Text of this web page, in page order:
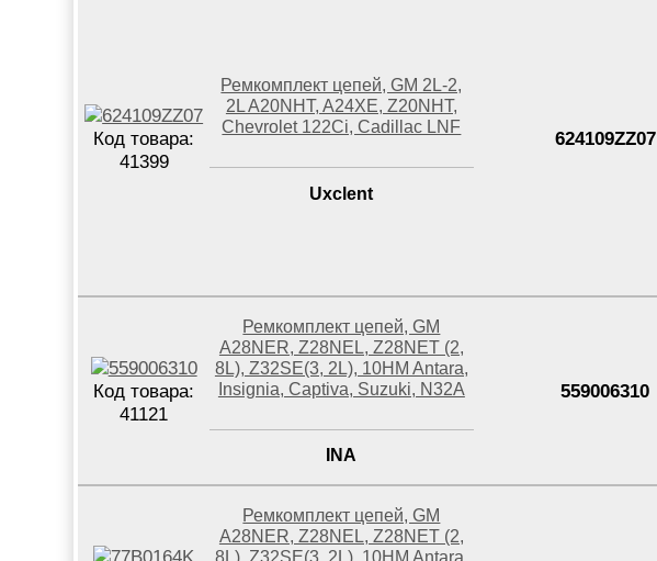
Код товара:
41399
Ремкомплект цепей, GM 2L-2,
2L A20NHT, A24XE, Z20NHT,
Chevrolet 122Ci, Cadillac LNF
Uxclent
624109ZZ07
Код товара:
41121
Ремкомплект цепей, GM
A28NER, Z28NEL, Z28NET (2,
8L), Z32SE(3, 2L), 10HM Antara,
Insignia, Captiva, Suzuki, N32A
INA
559006310
Ремкомплект цепей, GM
A28NER, Z28NEL, Z28NET (2,
8L), Z32SE(3, 2L), 10HM Antara,